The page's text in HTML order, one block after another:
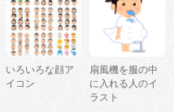
いろいろな顔ア
イコン
扇風機を服の中
に入れる人のイ
ラスト